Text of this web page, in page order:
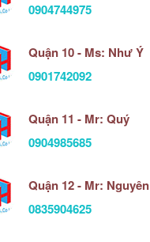
0904744975
Quận 10 - Ms: Như Ý
0901742092
Quận 11 - Mr: Quý
0904985685
Quận 12 - Mr: Nguyên
0835904625